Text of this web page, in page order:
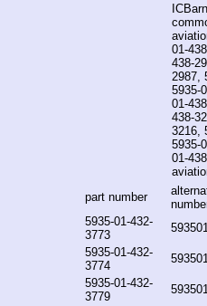
01-
438-
2987,
5935-
01-
438-
3216,
5935-
01-
part number
5935-01-432-
3773
5935-01-432-
3774
5935-01-432-
3779